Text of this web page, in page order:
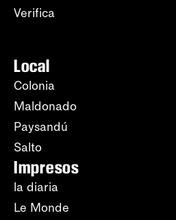
Verifica
Local
Colonia
Maldonado
Paysandú
Salto
Impresos
la diaria
Le Monde